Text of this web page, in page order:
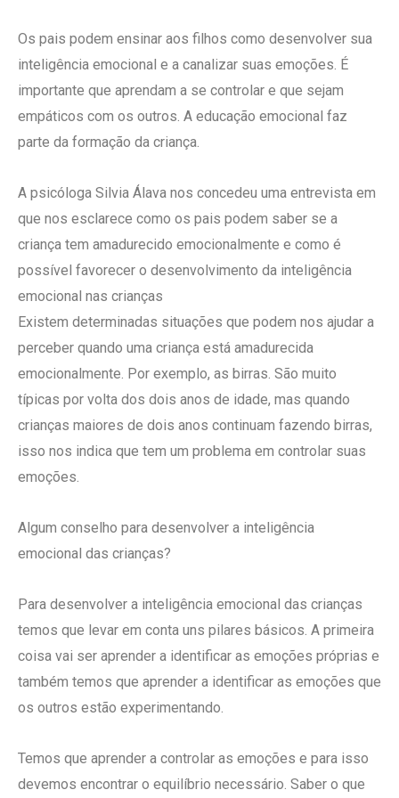
Os pais podem ensinar aos filhos como desenvolver sua
inteligência emocional e a canalizar suas emoções. É
importante que aprendam a se controlar e que sejam
empáticos com os outros. A educação emocional faz
parte da formação da criança.
A psicóloga Silvia Álava nos concedeu uma entrevista em
que nos esclarece como os pais podem saber se a
criança tem amadurecido emocionalmente e como é
possível favorecer o desenvolvimento da inteligência
emocional nas crianças
Existem determinadas situações que podem nos ajudar a
perceber quando uma criança está amadurecida
emocionalmente. Por exemplo, as birras. São muito
típicas por volta dos dois anos de idade, mas quando
crianças maiores de dois anos continuam fazendo birras,
isso nos indica que tem um problema em controlar suas
emoções.
Algum conselho para desenvolver a inteligência
emocional das crianças?
Para desenvolver a inteligência emocional das crianças
temos que levar em conta uns pilares básicos. A primeira
coisa vai ser aprender a identificar as emoções próprias e
também temos que aprender a identificar as emoções que
os outros estão experimentando.
Temos que aprender a controlar as emoções e para isso
devemos encontrar o equilíbrio necessário. Saber o que